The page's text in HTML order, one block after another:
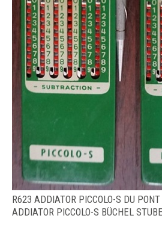
R623 ADDIATOR PICCOLO-S DU
ADDIATOR PICCOLO-S BÜCHEL